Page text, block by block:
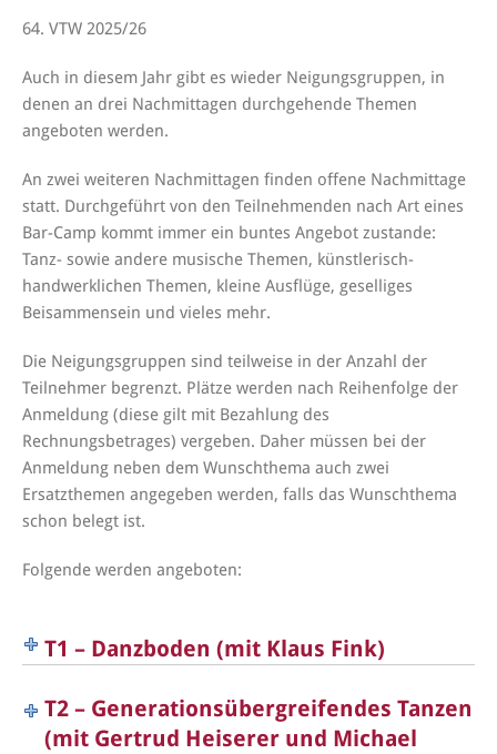
64. VTW 2025/26
Auch in diesem Jahr gibt es wieder Neigungsgruppen, in
denen an drei Nachmittagen durchgehende Themen
angeboten werden.
An zwei weiteren Nachmittagen finden offene Nachmittage
statt. Durchgeführt von den Teilnehmenden nach Art eines
Bar-Camp kommt immer ein buntes Angebot zustande:
Tanz- sowie andere musische Themen, künstlerisch-
handwerklichen Themen, kleine Ausflüge, geselliges
Beisammensein und vieles mehr.
Die Neigungsgruppen sind teilweise in der Anzahl der
Teilnehmer begrenzt. Plätze werden nach Reihenfolge der
Anmeldung (diese gilt mit Bezahlung des
Rechnungsbetrages) vergeben. Daher müssen bei der
Anmeldung neben dem Wunschthema auch zwei
Ersatzthemen angegeben werden, falls das Wunschthema
schon belegt ist.
Folgende werden angeboten:
T1 – Danzboden (mit Klaus Fink)
T2 – Generationsübergreifendes Tanzen
(mit Gertrud Heiserer und Michael